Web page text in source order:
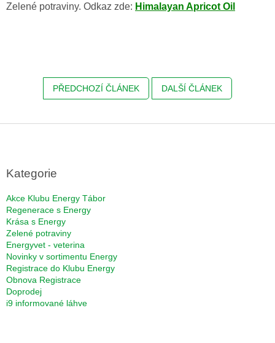
Zelené potraviny. Odkaz zde: Himalayan Apricot Oil
PŘEDCHOZÍ ČLÁNEK DALŠÍ ČLÁNEK
Kategorie
Akce Klubu Energy Tábor
Regenerace s Energy
Krása s Energy
Zelené potraviny
Energyvet - veterina
Novinky v sortimentu Energy
Registrace do Klubu Energy
Obnova Registrace
Doprodej
i9 informované láhve